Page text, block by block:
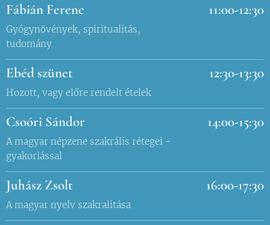
Fábián Ferenc
Gyógynövények, spiritualitás,
tudomány
11:00-12:30
Ebéd szünet
Hozott, vagy előre rendelt ételek
12:30-13:30
Csoóri Sándor
A magyar népzene szakrális rétegei -
gyakorlással
14:00-15:30
Juhász Zsolt
A magyar nyelv szakralitása
16:00-17:30